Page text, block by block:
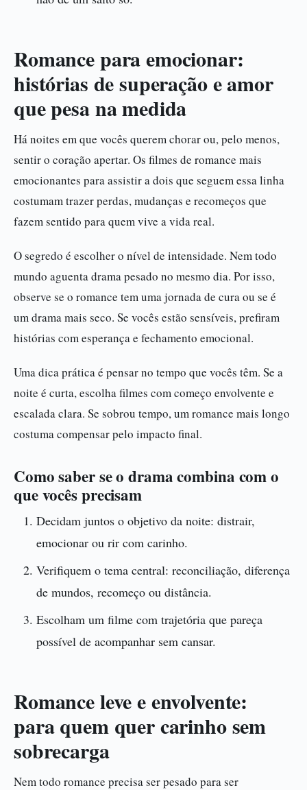
Romance para emocionar:
histórias de superação e amor
que pesa na medida
Há noites em que vocês querem chorar ou, pelo menos,
sentir o coração apertar. Os filmes de romance mais
emocionantes para assistir a dois que seguem essa linha
costumam trazer perdas, mudanças e recomeços que
fazem sentido para quem vive a vida real.
O segredo é escolher o nível de intensidade. Nem todo
mundo aguenta drama pesado no mesmo dia. Por isso,
observe se o romance tem uma jornada de cura ou se é
um drama mais seco. Se vocês estão sensíveis, prefiram
histórias com esperança e fechamento emocional.
Uma dica prática é pensar no tempo que vocês têm. Se a
noite é curta, escolha filmes com começo envolvente e
escalada clara. Se sobrou tempo, um romance mais longo
costuma compensar pelo impacto final.
Como saber se o drama combina com o
que vocês precisam
Decidam juntos o objetivo da noite: distrair,
emocionar ou rir com carinho.
Verifiquem o tema central: reconciliação, diferença
de mundos, recomeço ou distância.
Escolham um filme com trajetória que pareça
possível de acompanhar sem cansar.
Romance leve e envolvente:
para quem quer carinho sem
sobrecarga
Nem todo romance precisa ser pesado para ser